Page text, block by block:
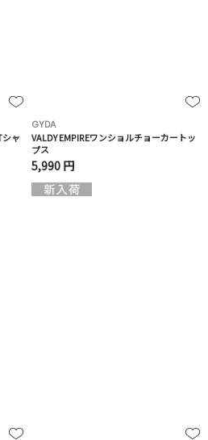
シャ
GYDA
VALDY EMPIREワンショルチョーカートッ
プス
5,990 円